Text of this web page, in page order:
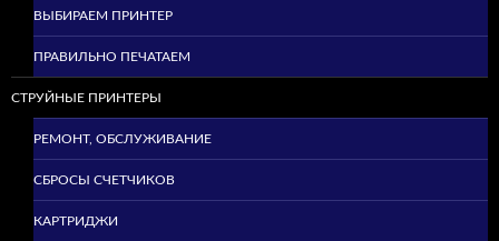
ВЫБИРАЕМ ПРИНТЕР
ПРАВИЛЬНО ПЕЧАТАЕМ
СТРУЙНЫЕ ПРИНТЕРЫ
РЕМОНТ, ОБСЛУЖИВАНИЕ
СБРОСЫ СЧЕТЧИКОВ
КАРТРИДЖИ